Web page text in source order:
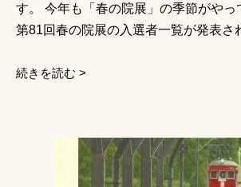
す。 今年も「春の院展」の季節がやっ
第81回春の院展の入選者一覧が発表さ
続きを読む >